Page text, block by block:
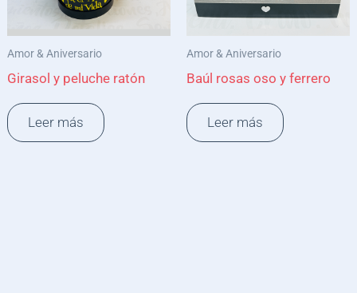
Amor & Aniversario
Girasol y peluche ratón
Leer más
Amor & Aniversario
Baúl rosas oso y ferrero
Leer más